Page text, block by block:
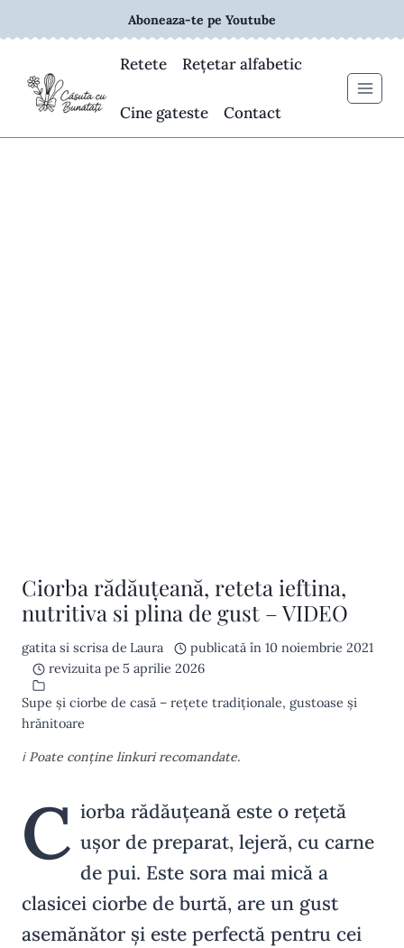
to
Aboneaza-te pe Youtube
Retete Rețetar alfabetic
Cine gateste Contact
Ciorba rădăuțeană, reteta ieftina,
nutritiva si plina de gust – VIDEO
gatita si scrisa de Laura publicată în 10 noiembrie 2021
revizuita pe 5 aprilie 2026
Supe și ciorbe de casă – rețete tradiționale, gustoase și
hrănitoare
ℹ️ Poate conține linkuri recomandate.
C iorba rădăuțeană este o rețetă
ușor de preparat, lejeră, cu carne
de pui. Este sora mai mică a
clasicei ciorbe de burtă, are un gust
asemănător și este perfectă pentru cei